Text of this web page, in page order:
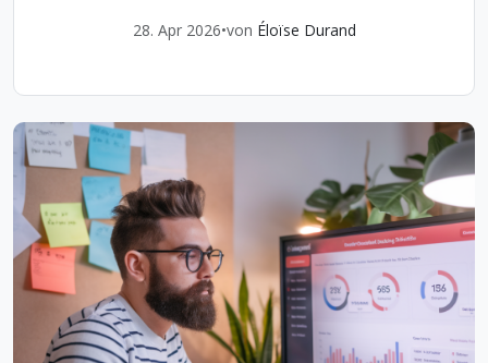
28. Apr 2026•von Éloïse Durand